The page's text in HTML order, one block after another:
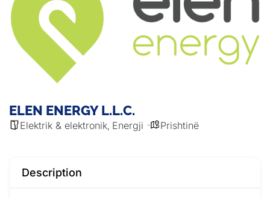
ELEN ENERGY L.L.C.
Elektrik & elektronik, Energji Prishtinë
Description